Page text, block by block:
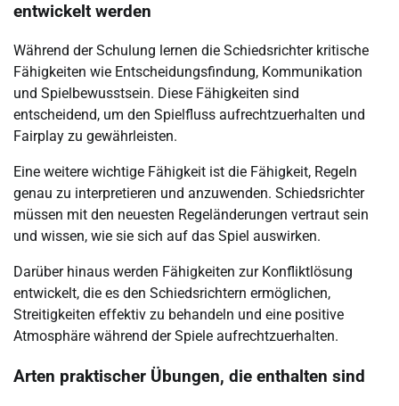
entwickelt werden
Während der Schulung lernen die Schiedsrichter kritische
Fähigkeiten wie Entscheidungsfindung, Kommunikation
und Spielbewusstsein. Diese Fähigkeiten sind
entscheidend, um den Spielfluss aufrechtzuerhalten und
Fairplay zu gewährleisten.
Eine weitere wichtige Fähigkeit ist die Fähigkeit, Regeln
genau zu interpretieren und anzuwenden. Schiedsrichter
müssen mit den neuesten Regeländerungen vertraut sein
und wissen, wie sie sich auf das Spiel auswirken.
Darüber hinaus werden Fähigkeiten zur Konfliktlösung
entwickelt, die es den Schiedsrichtern ermöglichen,
Streitigkeiten effektiv zu behandeln und eine positive
Atmosphäre während der Spiele aufrechtzuerhalten.
Arten praktischer Übungen, die enthalten sind